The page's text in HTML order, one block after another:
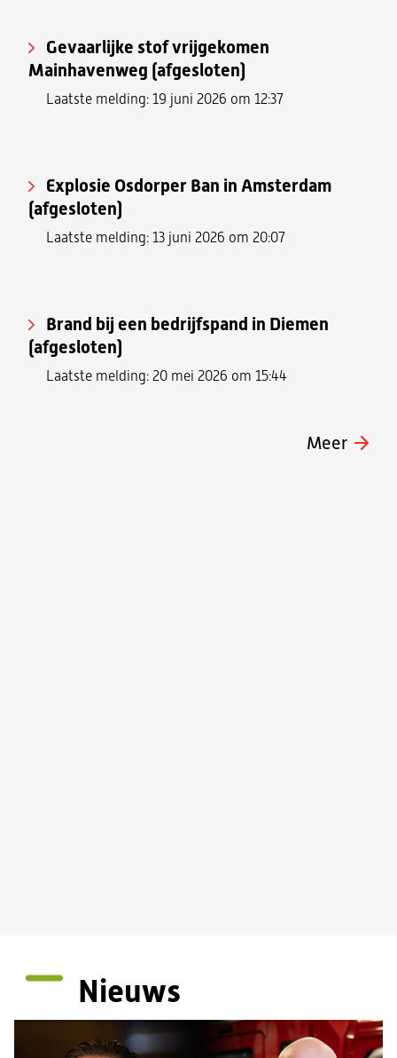
Gevaarlijke stof vrijgekomen
Mainhavenweg (afgesloten)
Laatste melding: 19 juni 2026 om 12:37
Explosie Osdorper Ban in Amsterdam
(afgesloten)
Laatste melding: 13 juni 2026 om 20:07
Brand bij een bedrijfspand in Diemen
(afgesloten)
Laatste melding: 20 mei 2026 om 15:44
Meer
Nieuws